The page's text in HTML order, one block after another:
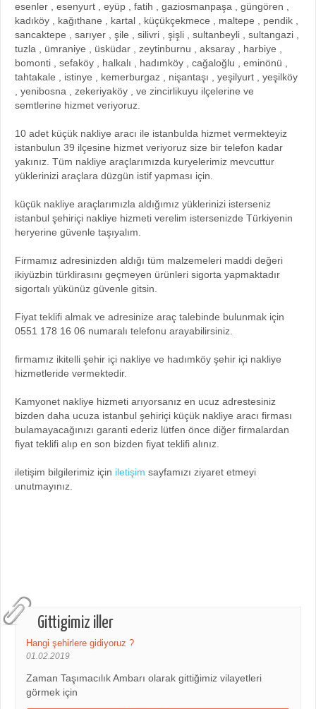
Gittigimiz iller
Hangi şehirlere gidiyoruz ?
01.02.2019
Zaman Taşımacılık Ambarı olarak gittiğimiz vilayetleri
görmek için
esenler , esenyurt , eyüp , fatih , gaziosmanpaşa , güngören ,
kadıköy , kağıthane , kartal , küçükçekmece , maltepe , pendik ,
sancaktepe , sarıyer , şile , silivri , şişli , sultanbeyli , sultangazi ,
tuzla , ümraniye , üsküdar , zeytinburnu , aksaray , harbiye ,
bomonti , sefaköy , halkalı , hadımköy , cağaloğlu , eminönü ,
tahtakale , istinye , kemerburgaz , nişantaşı , yeşilyurt , yeşilköy
, yenibosna , zekeriyaköy , ve zincirlikuyu ilçelerine ve
semtlerine hizmet veriyoruz.
10 adet küçük nakliye aracı ile istanbulda hizmet vermekteyiz
istanbulun 39 ilçesine hizmet veriyoruz size bir telefon kadar
yakınız. Tüm nakliye araçlarımızda kuryelerimiz mevcuttur
yüklerinizi araçlara düzgün istif yapması için.
küçük nakliye araçlarımızla aldığımız yüklerinizi isterseniz
istanbul şehiriçi nakliye hizmeti verelim istersenizde Türkiyenin
heryerine güvenle taşıyalım.
Firmamız adresinizden aldığı tüm malzemeleri maddi değeri
ikiyüzbin türklirasını geçmeyen ürünleri sigorta yapmaktadır
sigortalı yükünüz güvenle gitsin.
Fiyat teklifi almak ve adresinize araç talebinde bulunmak için
0551 178 16 06 numaralı telefonu arayabilirsiniz.
firmamız ikitelli şehir içi nakliye ve hadımköy şehir içi nakliye
hizmetleride vermektedir.
Kamyonet nakliye hizmeti arıyorsanız en ucuz adrestesiniz
bizden daha ucuza istanbul şehiriçi küçük nakliye aracı firması
bulamayacağınızı garanti ederiz lütfen önce diğer firmalardan
fiyat teklifi alıp en son bizden fiyat teklifi alınız.
iletişim bilgilerimiz için iletişim sayfamızı ziyaret etmeyi
unutmayınız.